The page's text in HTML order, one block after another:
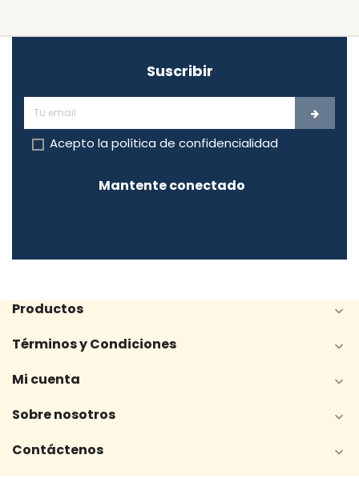
Suscribir
Acepto la política de confidencialidad
Mantente conectado
Productos 
Términos y Condiciones 
Mi cuenta 
Sobre nosotros 
Contáctenos 